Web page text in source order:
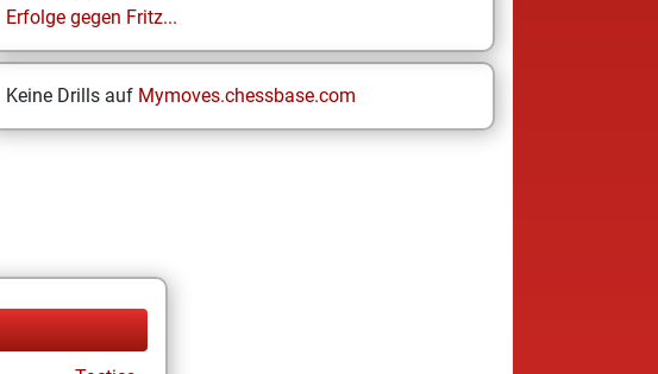
Erfolge gegen Fritz...
Keine Drills auf Mymoves.chessbase.com